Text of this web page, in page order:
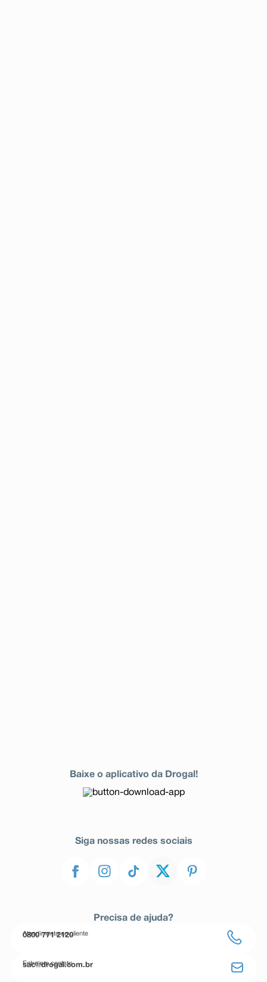
Baixe o aplicativo da Drogal!
Siga nossas redes sociais
Precisa de ajuda?
Atendimento ao cliente
0800 771 2120
Entre em contato
sac@drogal.com.br